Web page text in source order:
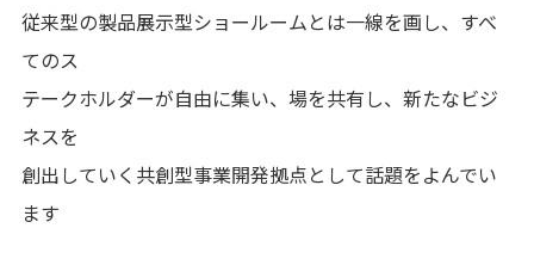
従来型の製品展示型ショールームとは一線を画し、すべ
てのス
テークホルダーが自由に集い、場を共有し、新たなビジ
ネスを
創出していく共創型事業開発拠点として話題をよんでい
ます